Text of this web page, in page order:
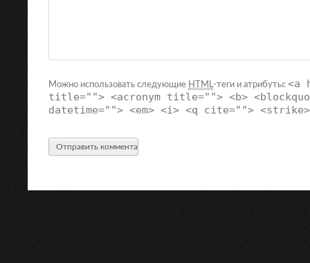
Можно использовать следующие HTML-теги и атрибуты: <a
title=""> <acronym title=""> <b>
datetime=""> <em> <i> <q cite="">